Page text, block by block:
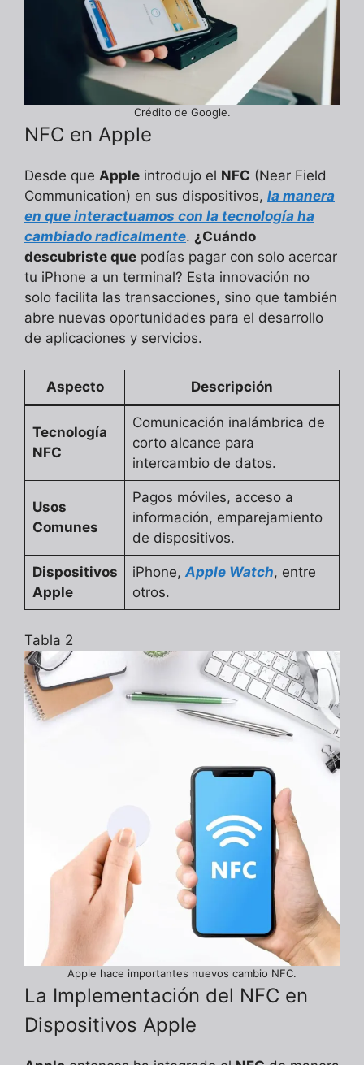
Crédito de Google.
NFC en Apple
Desde que Apple introdujo el NFC (Near Field
Communication) en sus dispositivos, la manera
en que interactuamos con la tecnología ha
cambiado radicalmente. ¿Cuándo
descubriste que podías pagar con solo acercar
tu iPhone a un terminal? Esta innovación no
solo facilita las transacciones, sino que también
abre nuevas oportunidades para el desarrollo
de aplicaciones y servicios.
Aspecto Descripción
Tecnología
NFC
Comunicación inalámbrica de
corto alcance para
intercambio de datos.
Usos
Comunes
Pagos móviles, acceso a
información, emparejamiento
de dispositivos.
Dispositivos
Apple
iPhone, Apple Watch, entre
otros.
Tabla 2
Apple hace importantes nuevos cambio NFC.
La Implementación del NFC en
Dispositivos Apple